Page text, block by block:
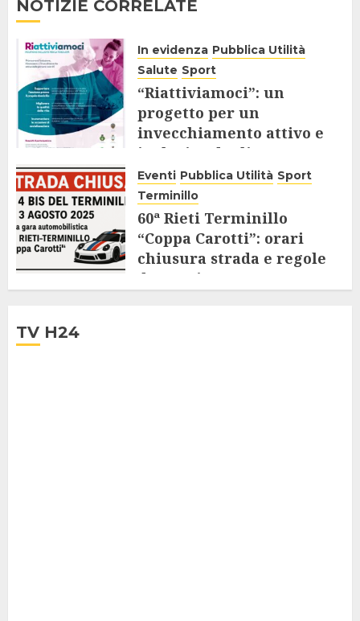
NOTIZIE CORRELATE
In evidenza Pubblica Utilità
Salute Sport
“Riattiviamoci”: un
progetto per un
invecchiamento attivo e
inclusivo degli Over 65
9 AGOSTO 2025
Eventi Pubblica Utilità Sport
Terminillo
60ª Rieti Terminillo
“Coppa Carotti”: orari
chiusura strada e regole
da seguire
TV H24